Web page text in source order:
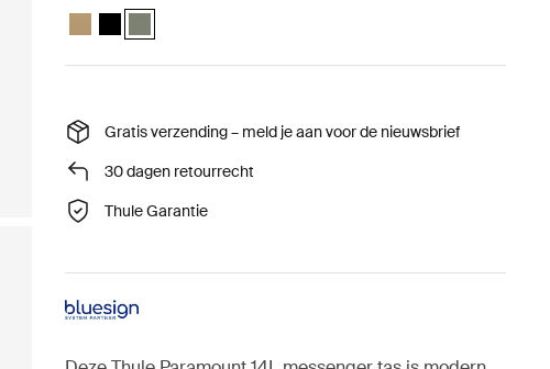
Thule Paramount messenger 14L Zacht beige
Thule Paramount messenger 14L Zwart
Thule Paramount messenger 14L Zacht groen (selected)
Gratis verzending – meld je aan voor de nieuwsbrief
30 dagen retourrecht
Thule Garantie